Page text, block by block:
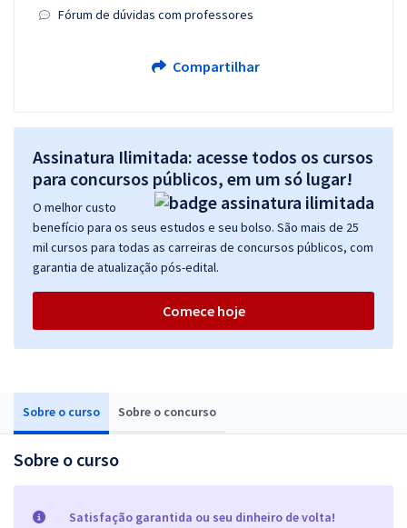
Sobre o curso Sobre o concurso
Sobre o curso
Satisfação garantida ou seu dinheiro de volta!
Fórum de dúvidas com professores
Compartilhar
Assinatura Ilimitada: acesse todos os cursos
para concursos públicos, em um só lugar!
O melhor custo
benefício para os seus estudos e seu bolso. São mais de 25
mil cursos para todas as carreiras de concursos públicos, com
garantia de atualização pós-edital.
Comece hoje